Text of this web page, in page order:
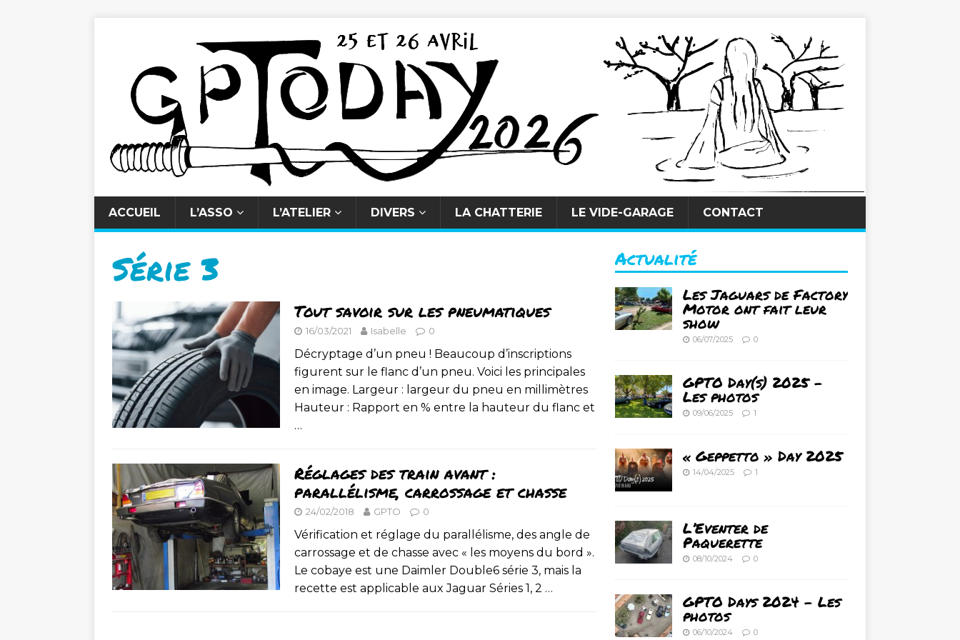
ACCUEIL L’ASSO L’ATELIER DIVERS LA CHATTERIE LE VIDE-GARAGE CONTACT
Série 3
Tout savoir sur les pneumatiques
16/03/2021 Isabelle 0
Décryptage d’un pneu ! Beaucoup d’inscriptions
figurent sur le flanc d’un pneu. Voici les principales
en image. Largeur : largeur du pneu en millimètres
Hauteur : Rapport en % entre la hauteur du flanc et
…
Réglages des train avant :
parallélisme, carrossage et chasse
24/02/2018 GPTO 0
Vérification et réglage du parallélisme, des angle de
carrossage et de chasse avec « les moyens du bord ».
Le cobaye est une Daimler Double6 série 3, mais la
recette est applicable aux Jaguar Séries 1, 2 …
Actualité
Les Jaguars de Factory
Motor ont fait leur
show
06/07/2025 0
GPTO Day(s) 2025 –
Les photos
09/06/2025 1
« Geppetto » Day 2025
14/04/2025 1
L’Eventer de
Paquerette
08/10/2024 0
GPTO Days 2024 – Les
photos
06/10/2024 0